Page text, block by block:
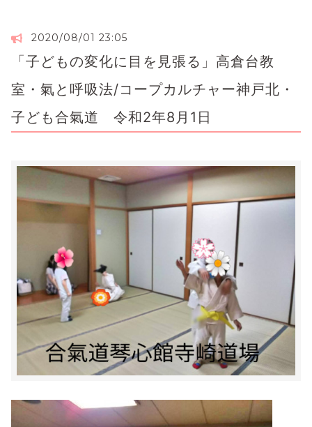
2020/08/01 23:05
「子どもの変化に目を見張る」高倉台教
室・氣と呼吸法/コープカルチャー神戸北・
子ども合氣道 令和2年8月1日